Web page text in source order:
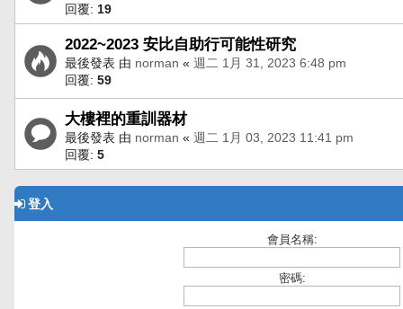
回覆: 19
2022~2023 安比自助行可能性研究
最後發表 由 norman « 週二 1月 31, 2023 6:48 pm
回覆: 59
大樓裡的重訓器材
最後發表 由 norman « 週二 1月 03, 2023 11:41 pm
回覆: 5
登入
會員名稱:
密碼: